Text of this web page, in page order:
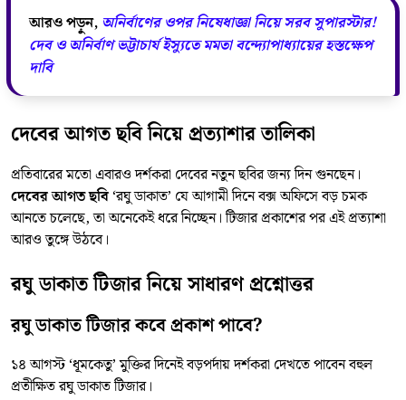
আরও পড়ুন, অনির্বাণের ওপর নিষেধাজ্ঞা নিয়ে সরব সুপারস্টার!
দেব ও অনির্বাণ ভট্টাচার্য ইস্যুতে মমতা বন্দ্যোপাধ্যায়ের হস্তক্ষেপ
দাবি
দেবের আগত ছবি নিয়ে প্রত্যাশার তালিকা
প্রতিবারের মতো এবারও দর্শকরা দেবের নতুন ছবির জন্য দিন গুনছেন।
দেবের আগত ছবি‘রঘু ডাকাত’ যে আগামী দিনে বক্স অফিসে বড় চমক
আনতে চলেছে, তা অনেকেই ধরে নিচ্ছেন। টিজার প্রকাশের পর এই প্রত্যাশা
আরও তুঙ্গে উঠবে।
রঘু ডাকাত টিজার নিয়ে সাধারণ প্রশ্নোত্তর
রঘু ডাকাত টিজার কবে প্রকাশ পাবে?
১৪ আগস্ট ‘ধূমকেতু’ মুক্তির দিনেই বড়পর্দায় দর্শকরা দেখতে পাবেন বহুল
প্রতীক্ষিত রঘু ডাকাত টিজার।